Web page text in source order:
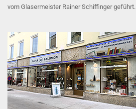
vom Glasermeister Rainer Schiffinger geführt.